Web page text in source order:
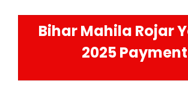
Bihar Mahila Rojar
2025 Payment